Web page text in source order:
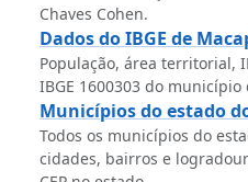
Chaves Cohen.
Dados do IBGE de
População, área territorial,
IBGE 1600303 do
Municípios do estado
Todos os municípios do
cidades, bairros e